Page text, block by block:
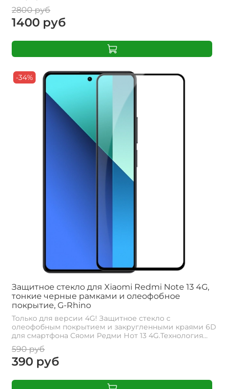
2800 руб
1400 руб
-34%
Защитное стекло для Xiaomi Redmi Note 13 4G,
тонкие черные рамками и олеофобное
покрытие, G-Rhino
Только для версии 4G! Защитное стекло с
олеофобным покрытием и закругленными краями 6D
для смартфона Сяоми Редми Нот 13 4G.Технология...
590 руб
390 руб